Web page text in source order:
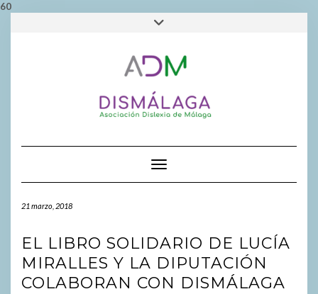
60
FACEBOOK
Cambiar modo de navegación
21 marzo, 2018
EL LIBRO SOLIDARIO DE LUCÍA
MIRALLES Y LA DIPUTACIÓN
COLABORAN CON DISMÁLAGA